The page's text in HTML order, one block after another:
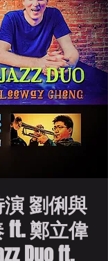
劉俐與
ft. 鄭立偉
Duo ft.